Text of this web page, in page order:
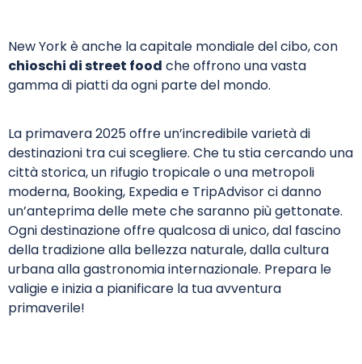
New York è anche la capitale mondiale del cibo, con
chioschi di street food che offrono una vasta
gamma di piatti da ogni parte del mondo.
La primavera 2025 offre un’incredibile varietà di
destinazioni tra cui scegliere. Che tu stia cercando una
città storica, un rifugio tropicale o una metropoli
moderna, Booking, Expedia e TripAdvisor ci danno
un’anteprima delle mete che saranno più gettonate.
Ogni destinazione offre qualcosa di unico, dal fascino
della tradizione alla bellezza naturale, dalla cultura
urbana alla gastronomia internazionale. Prepara le
valigie e inizia a pianificare la tua avventura
primaverile!